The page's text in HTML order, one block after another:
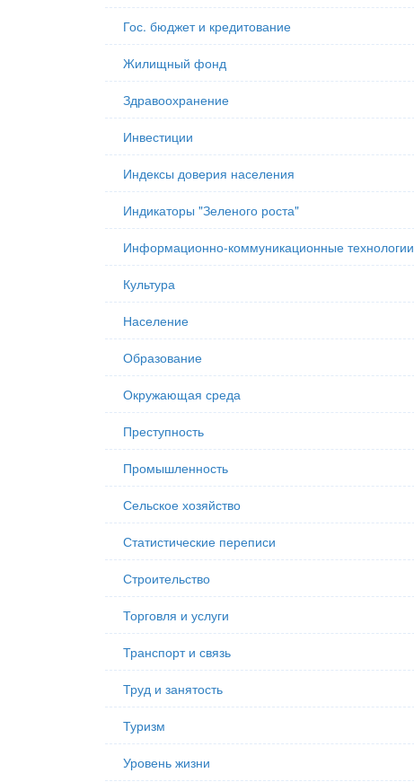
Гос. бюджет и кредитование
Жилищный фонд
Здравоохранение
Инвестиции
Индексы доверия населения
Индикаторы "Зеленого роста"
Информационно-коммуникационные технологии
Культура
Население
Образование
Окружающая среда
Преступность
Промышленность
Сельское хозяйство
Статистические переписи
Строительство
Торговля и услуги
Транспорт и связь
Труд и занятость
Туризм
Уровень жизни